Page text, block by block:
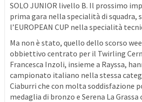
SOLO JUNIOR livello B. Il prossimo
prima gara nella specialità di squadra,
l’EUROPEAN CUP nella specialità
Ma non è stato, quello dello scorso
obbiettivo centrato per il Twirling
Francesca Inzoli, insieme a Rayssa,
campionato italiano nella stessa
Ciaburri che con molta soddisfazione
medaglia di bronzo e Serena La Grassa